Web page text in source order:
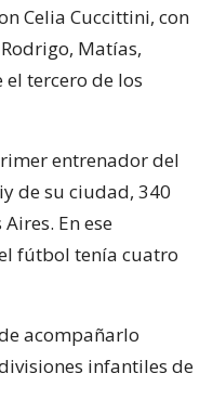
Celia Cuccittini, con
Matías,
el tercero de los
entrenador del
de su ciudad, 340
En ese
fútbol tenía cuatro
acompañarlo
infantiles de